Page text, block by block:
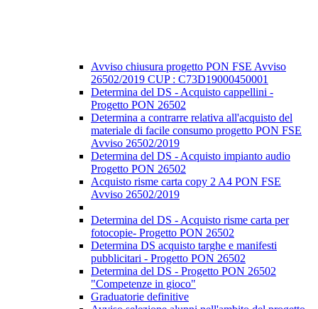
Avviso chiusura progetto PON FSE Avviso
26502/2019 CUP : C73D19000450001
Determina del DS - Acquisto cappellini -
Progetto PON 26502
Determina a contrarre relativa all'acquisto del
materiale di facile consumo progetto PON FSE
Avviso 26502/2019
Determina del DS - Acquisto impianto audio
Progetto PON 26502
Acquisto risme carta copy 2 A4 PON FSE
Avviso 26502/2019
Determina del DS - Acquisto risme carta per
fotocopie- Progetto PON 26502
Determina DS acquisto targhe e manifesti
pubblicitari - Progetto PON 26502
Determina del DS - Progetto PON 26502
"Competenze in gioco"
Graduatorie definitive